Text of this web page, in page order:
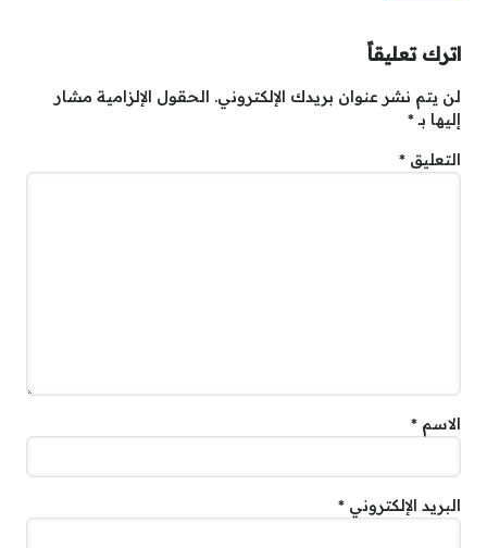
اترك تعليقاً
لن يتم نشر عنوان بريدك الإلكتروني. الحقول الإلزامية مشار
إليها بـ*
التعليق *
الاسم *
البريد الإلكتروني *